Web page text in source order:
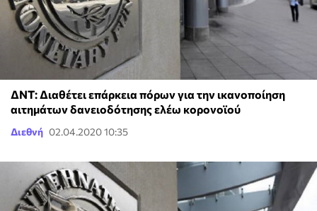
ΔΝΤ: Διαθέτει επάρκεια πόρων για την ικανοποίηση
αιτημάτων δανειοδότησης ελέω κορονοϊού
Διεθνή 02.04.2020 10:35